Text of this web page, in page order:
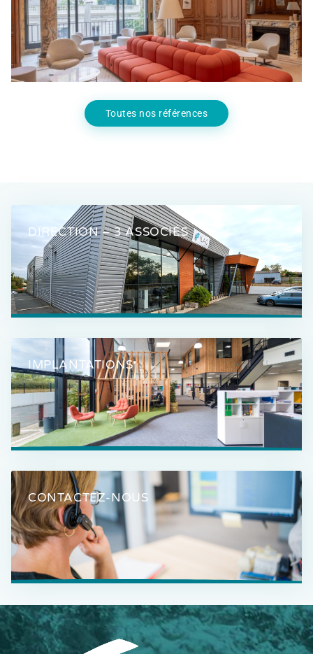
remarquable,Tertiaire
Toutes nos références
DIRECTION – 3 ASSOCIÉS
IMPLANTATIONS
CONTACTEZ-NOUS